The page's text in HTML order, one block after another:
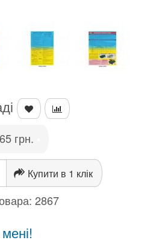
грн.
Купити в 1 клік
2867